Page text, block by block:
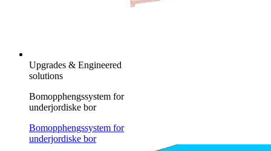
Upgrades & Engineered
solutions
Bomopphengssystem for
underjordiske bor
Bomopphengssystem for
underjordiske bor